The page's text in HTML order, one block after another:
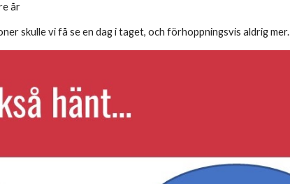
år
skulle vi få se en dag i taget, och förhoppningsvis aldrig mer.